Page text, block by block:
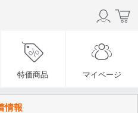
特価商品 マイページ
情報